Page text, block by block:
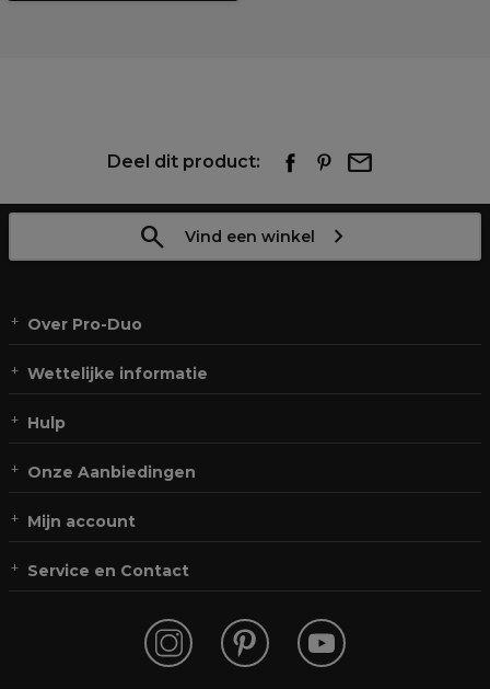
Deel dit product:
Vind een winkel
Over Pro-Duo
Wettelijke informatie
Hulp
Onze Aanbiedingen
Mijn account
Service en Contact